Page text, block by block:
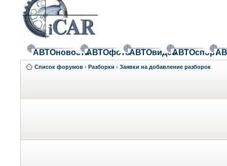
АВТОновостиАВТОфотоАВТОвидеоАВТОспорт
Список форумов ‹ Разборки ‹ Заявки на добавление разборок